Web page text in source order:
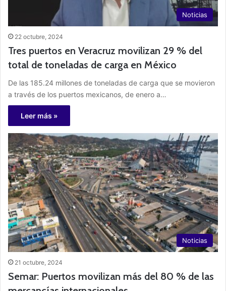
Noticias
22 octubre, 2024
Tres puertos en Veracruz movilizan 29 % del
total de toneladas de carga en México
De las 185.24 millones de toneladas de carga que se movieron
a través de los puertos mexicanos, de enero a…
Leer más »
Noticias
21 octubre, 2024
Semar: Puertos movilizan más del 80 % de las